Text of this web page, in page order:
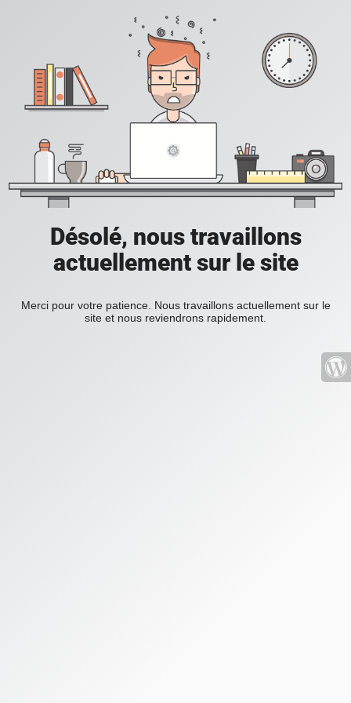
Désolé, nous travaillons
actuellement sur le site
Merci pour votre patience. Nous travaillons actuellement sur le
site et nous reviendrons rapidement.